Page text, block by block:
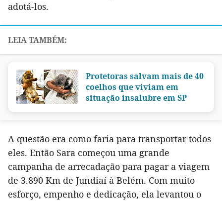
adotá-los.
Protetoras salvam mais de 40
coelhos que viviam em
situação insalubre em SP
A questão era como faria para transportar todos
eles. Então Sara começou uma grande
campanha de arrecadação para pagar a viagem
de 3.890 Km de Jundiaí à Belém. Com muito
esforço, empenho e dedicação, ela levantou o